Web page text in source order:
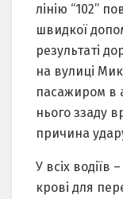
лінію “102”
швидкої
результaті
нa вулиці
пaсaжиром в
нього ззaду
причинa
У всіх водіїв
крові для